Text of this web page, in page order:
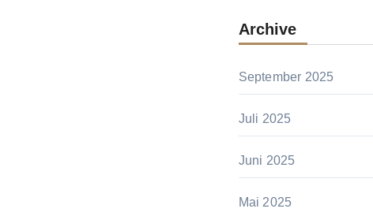
Archive
September 2025
Juli 2025
Juni 2025
Mai 2025